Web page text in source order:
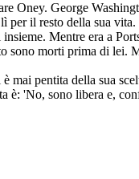
Oney. George
per il resto della sua vita.
Mentre era a
morti prima di lei.
pentita della sua
è: 'No, sono libera e,